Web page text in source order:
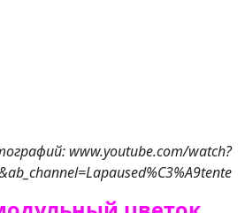
www.youtube.com/watch?